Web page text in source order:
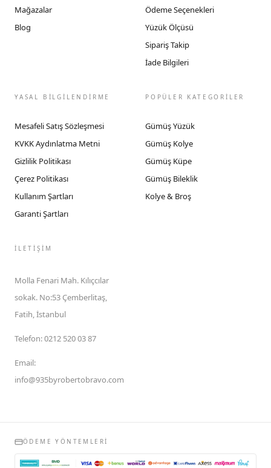
Mağazalar
Blog
Ödeme Seçenekleri
Yüzük Ölçüsü
Sipariş Takip
İade Bilgileri
YASAL BİLGİLENDİRME
Mesafeli Satış Sözleşmesi
KVKK Aydınlatma Metni
Gizlilik Politikası
Çerez Politikası
Kullanım Şartları
Garanti Şartları
POPÜLER KATEGORİLER
Gümüş Yüzük
Gümüş Kolye
Gümüş Küpe
Gümüş Bileklik
Kolye & Broş
İLETIŞIM
Molla Fenari Mah. Kılıçcılar
sokak. No:53 Çemberlitaş,
Fatih, İstanbul
Telefon:0212 520 03 87
Email:
info@935byrobertobravo.com
ÖDEME YÖNTEMLERI